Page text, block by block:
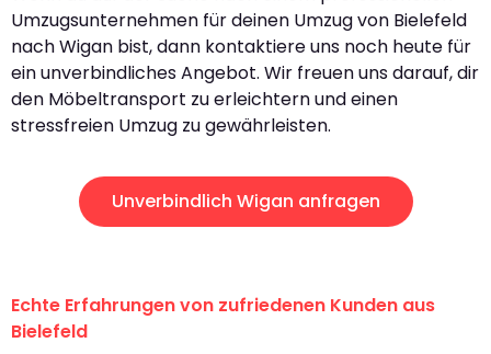
Umzugsunternehmen für deinen Umzug von Bielefeld
nach Wigan bist, dann kontaktiere uns noch heute für
ein unverbindliches Angebot. Wir freuen uns darauf, dir
den Möbeltransport zu erleichtern und einen
stressfreien Umzug zu gewährleisten.
Unverbindlich Wigan anfragen
Echte Erfahrungen von zufriedenen Kunden aus
Bielefeld